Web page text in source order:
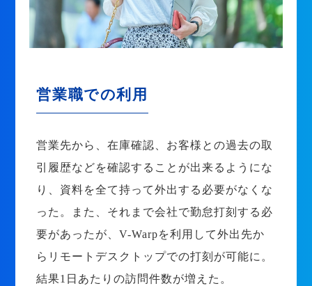
営業職での利用
営業先から、在庫確認、お客様との過去の取
引履歴などを確認することが出来るようにな
り、資料を全て持って外出する必要がなくな
った。また、それまで会社で勤怠打刻する必
要があったが、V-Warpを利用して外出先か
らリモートデスクトップでの打刻が可能に。
結果1日あたりの訪問件数が増えた。